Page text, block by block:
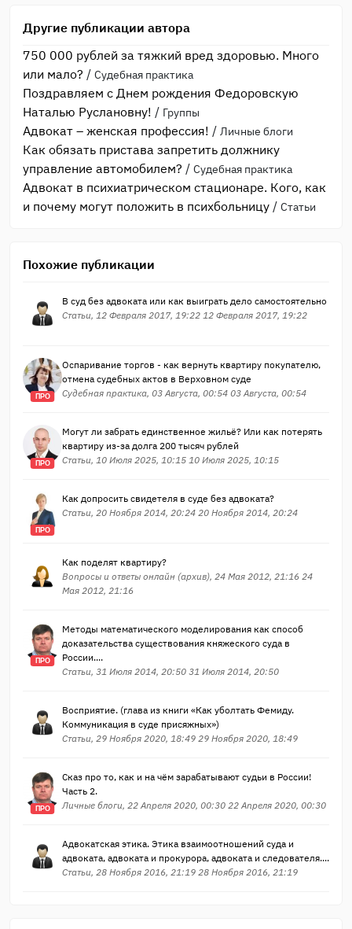
Другие публикации автора
750 000 рублей за тяжкий вред здоровью. Много
или мало? / Судебная практика
Поздравляем с Днем рождения Федоровскую
Наталью Руслановну! / Группы
Адвокат – женская профессия! / Личные блоги
Как обязать пристава запретить должнику
управление автомобилем? / Судебная практика
Адвокат в психиатрическом стационаре. Кого, как
и почему могут положить в психбольницу / Статьи
Похожие публикации
В суд без адвоката или как выиграть дело самостоятельно
Статьи, 12 Февраля 2017, 19:22 12 Февраля 2017, 19:22
ПРО
Оспаривание торгов - как вернуть квартиру покупателю,
отмена судебных актов в Верховном суде
Судебная практика, 03 Августа, 00:54 03 Августа, 00:54
ПРО
Могут ли забрать единственное жильё? Или как потерять
квартиру из-за долга 200 тысяч рублей
Статьи, 10 Июля 2025, 10:15 10 Июля 2025, 10:15
ПРО
Как допросить свидетеля в суде без адвоката?
Статьи, 20 Ноября 2014, 20:24 20 Ноября 2014, 20:24
Как поделят квартиру?
Вопросы и ответы онлайн (архив), 24 Мая 2012, 21:16 24
Мая 2012, 21:16
ПРО
Методы математического моделирования как способ
доказательства существования княжеского суда в
России....
Статьи, 31 Июля 2014, 20:50 31 Июля 2014, 20:50
Восприятие. (глава из книги «Как уболтать Фемиду.
Коммуникация в суде присяжных»)
Статьи, 29 Ноября 2020, 18:49 29 Ноября 2020, 18:49
ПРО
Cказ про то, как и на чём зарабатывают судьи в России!
Часть 2.
Личные блоги, 22 Апреля 2020, 00:30 22 Апреля 2020, 00:30
Адвокатская этика. Этика взаимоотношений суда и
адвоката, адвоката и прокурора, адвоката и следователя....
Статьи, 28 Ноября 2016, 21:19 28 Ноября 2016, 21:19